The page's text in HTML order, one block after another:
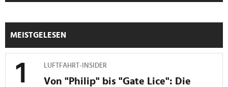
Verwendung unserer Website an unsere Partner für
soziale Medien, Werbung und Analysen weiter. Unsere
haben oder die sie im Rahmen Ihrer Nutzung der Dienste
gesammelt haben.
MEISTGELESEN
LUFTFAHRT-INSIDER
Von "Philip" bis "Gate Lice": Die